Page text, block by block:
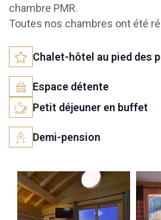
chambre PMR.
Toutes nos chambres ont été
Chalet-hôtel au pied des
Espace détente
Petit déjeuner en buffet
Demi-pension